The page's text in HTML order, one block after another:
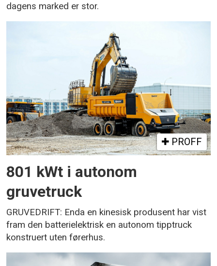
dagens marked er stor.
PROFF
801 kWt i autonom
gruvetruck
GRUVEDRIFT: Enda en kinesisk produsent har vist
fram den batterielektrisk en autonom tipptruck
konstruert uten førerhus.